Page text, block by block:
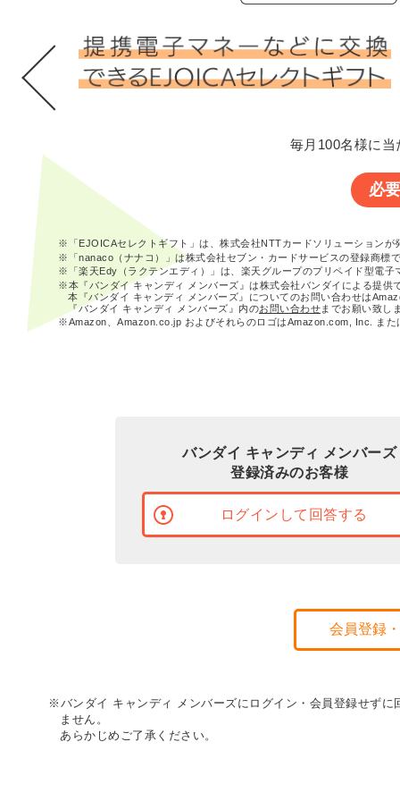
毎月100名様に
必
※「EJOICAセレクトギフト」は、株式会社NTTカードソリューションが
※「nanaco（ナナコ）」は株式会社セブン・カードサービスの登録商標
※「楽天Edy（ラクテンエディ）」は、楽天グループのプリペイド型電子
※本『バンダイ キャンディ メンバーズ』は株式会社バンダイによる提供
本『バンダイ キャンディ メンバーズ』についてのお問い合わせは
『バンダイ キャンディ メンバーズ』内のお問い合わせまでお願い致し
※Amazon、Amazon.co.jp およびそれらのロゴはAmazon.com, Inc. また
バンダイ キャンディ メンバーズ
登録済みのお客様
ログインして回答する
会員登録
※バンダイ キャンディ メンバーズにログイン・会員登録せず
ません。
あらかじめご了承ください。